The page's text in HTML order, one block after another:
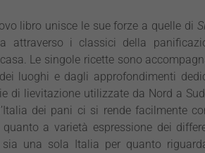
libro unisce le sue forze a quelle di
attraverso i classici della
Le singole ricette sono
luoghi e dagli approfondimenti
di lievitazione utilizzate da Nord a
dei pani ci si rende facilmente
a varietà espressione dei
una sola Italia per quanto